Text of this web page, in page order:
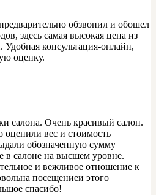
обзвонил и обошел
здесь самая высокая цена из
консультация-онлайн,
оценку.
салона. Очень красивый салон.
вес и стоимость
обозначенную сумму
салоне на высшем уровне.
и вежливое отношение к
посещениеи этого
спасибо!